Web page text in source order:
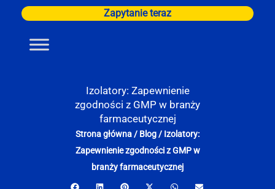
Przejdź
Zapytanie teraz
Izolatory: Zapewnienie
zgodności z GMP w branży
farmaceutycznej
Strona główna/ Blog/ Izolatory:
Zapewnienie zgodności z GMP w
branży farmaceutycznej